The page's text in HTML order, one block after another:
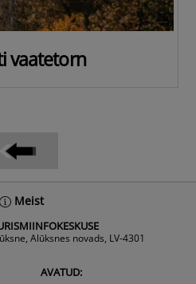
vaatetorn
Meist
Alūksnes novads, LV-4301
AVATUD: